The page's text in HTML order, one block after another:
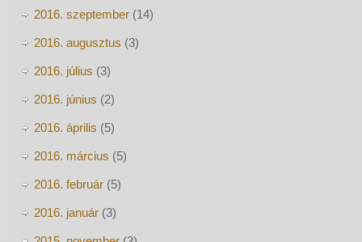
2016. szeptember(14)
2016. augusztus (3)
2016. július (3)
2016. június (2)
2016. április (5)
2016. március (5)
2016. február(5)
2016. január(3)